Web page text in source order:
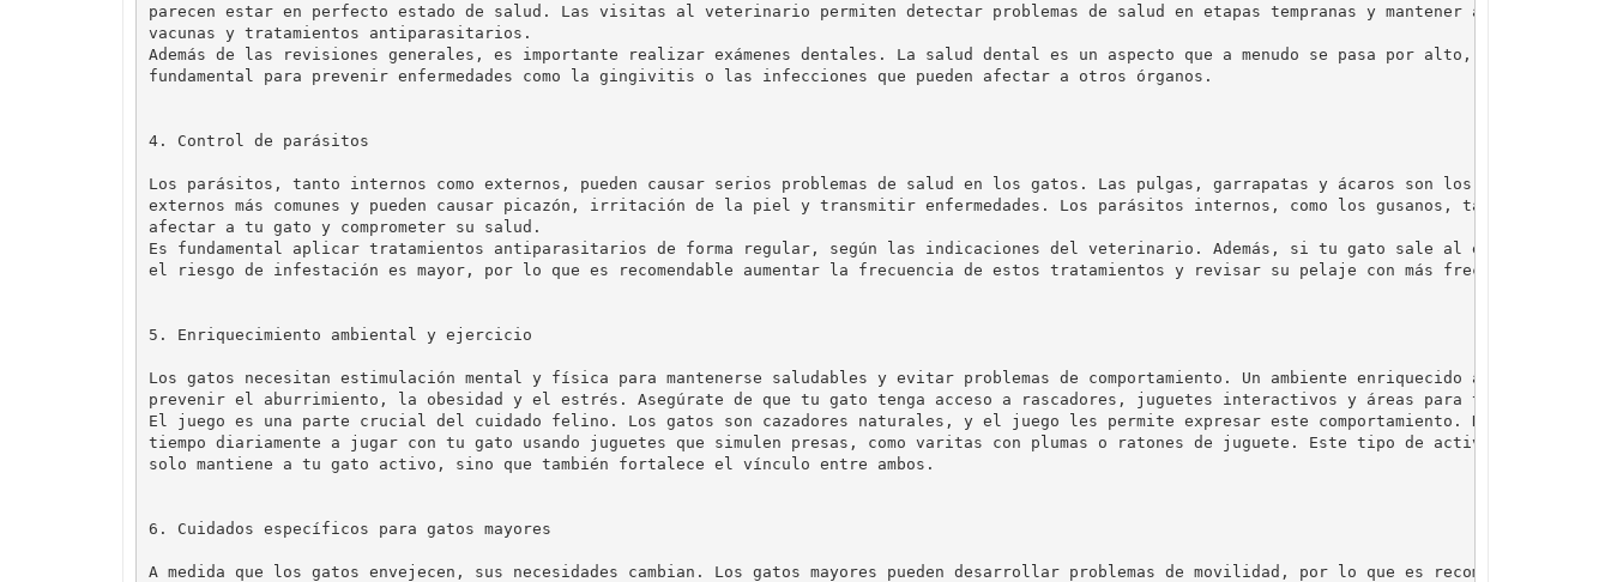
parecen estar en perfecto estado de salud. Las visitas al veterinario permiten detectar problemas de salud en etapas tempranas y mantener al día las
vacunas y tratamientos antiparasitarios.
Además de las revisiones generales, es importante realizar exámenes dentales. La salud dental es un aspecto que a menudo se pasa por alto, pero es
4. Control de parásitos
Los parásitos, tanto internos como externos, pueden causar serios problemas de salud en los gatos. Las pulgas, garrapatas y ácaros son los parásitos
externos más comunes y pueden causar picazón, irritación de la piel y transmitir enfermedades. Los parásitos internos, como los gusanos, también pueden
afectar a tu gato y comprometer su salud.
Es fundamental aplicar tratamientos antiparasitarios de forma regular, según las indicaciones del veterinario. Además, si tu gato sale al exterior,
5. Enriquecimiento ambiental y ejercicio
Los gatos necesitan estimulación mental y física para mantenerse saludables y evitar problemas de comportamiento. Un ambiente enriquecido ayuda a
prevenir el aburrimiento, la obesidad y el estrés. Asegúrate de que tu gato tenga acceso a rascadores, juguetes interactivos y áreas para trepar.
El juego es una parte crucial del cuidado felino. Los gatos son cazadores naturales, y el juego les permite expresar este comportamiento. Dedica
tiempo diariamente a jugar con tu gato usando juguetes que simulen presas, como varitas con plumas o ratones de juguete. Este tipo de actividad no
6. Cuidados específicos para gatos mayores
A medida que los gatos envejecen, sus necesidades cambian. Los gatos mayores pueden desarrollar problemas de movilidad, por lo que es recomendable